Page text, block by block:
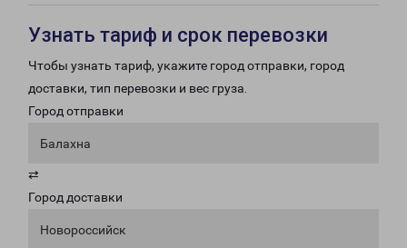
Узнать тариф и срок перевозки
Чтобы узнать тариф, укажите город отправки, город
доставки, тип перевозки и вес груза.
Город отправки
Балахна
⇄
Город доставки
Новороссийск